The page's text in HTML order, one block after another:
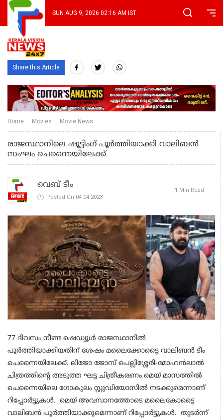
SUN AUG 9, 2026 02:16 AM IST
Share this Article
Home Movies Movie News
രാജസ്ഥാനിലെ ഷൂട്ടിംഗ് പൂർത്തിയാക്കി വാലിബൻ
സംഘം ചെന്നൈയിലേക്ക്
വെബ് ടീം
Posted On 04-04-2023
1 Min Read
77 ദിവസം നീണ്ട ഷെഡ്യൂൾ രാജസ്ഥാനിൽ
പൂര്‍ത്തിയാക്കിയതിന് ശേഷം മലൈക്കോട്ടൈ വാലിബന്‍ ടീം
ചെന്നൈയിലേക്ക്. ലിജോ ജോസ് പെല്ലിശ്ശേരി-മോഹന്‍ലാല്‍
ചിത്രത്തിൻ്റെ അടുത്ത ഘട്ട ചിത്രീകരണം മെയ് മാസത്തിൽ
ചെന്നൈയിലെ ഗോകുലം സ്റ്റുഡിയോസിൽ നടക്കുമെന്നാണ്
റിപ്പോർട്ടുകൾ. മെയ് അവസാനത്തോടെ മലൈകോട്ടൈ
വാലിബൻ പൂർത്തിയാക്കുമെന്നാണ് റിപ്പോർട്ടുകൾ. തുടർന്ന്